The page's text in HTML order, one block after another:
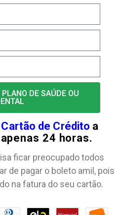
DE SAÚDE OU
Cartão de Crédito a
24 horas.
ficar preocupado todos
de pagar o boleto amil, pois
na fatura do seu cartão.